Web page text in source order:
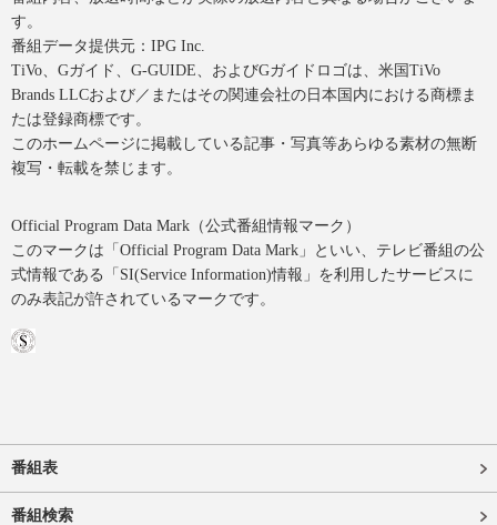
す。
番組データ提供元：IPG Inc.
TiVo、Gガイド、G-GUIDE、およびGガイドロゴは、米国TiVo
Brands LLCおよび／またはその関連会社の日本国内における商標ま
たは登録商標です。
このホームページに掲載している記事・写真等あらゆる素材の無断
複写・転載を禁じます。
Official Program Data Mark（公式番組情報マーク）
このマークは「Official Program Data Mark」といい、テレビ番組の公
式情報である「SI(Service Information)情報」を利用したサービスに
のみ表記が許されているマークです。
番組表
番組検索